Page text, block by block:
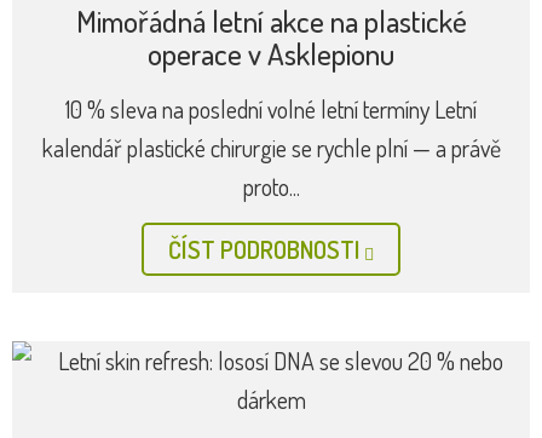
Mimořádná letní akce na plastické
operace v Asklepionu
10 % sleva na poslední volné letní termíny Letní
kalendář plastické chirurgie se rychle plní — a právě
proto...
ČÍST PODROBNOSTI